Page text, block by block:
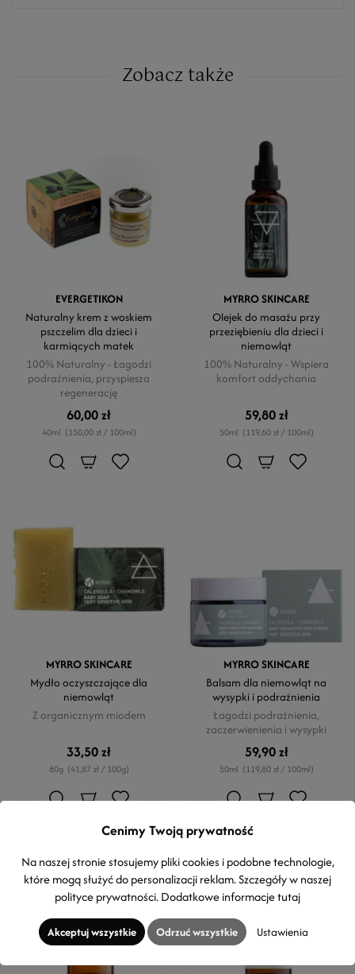
Zobacz także
EVERGETIKON
Naturalny krem z woskiem
pszczelim dla dzieci i
karmiących matek
100% Naturalny - Łagodzi
podrażnienia, przyspiesza
regenerację
60,00 zł
40ml (150,00 zł / 100ml)
MYRRO SKINCARE
Olejek do masażu przy
przeziębieniu dla dzieci i
niemowląt
100% Naturalny - Wspiera
komfort oddychania
59,80 zł
50ml (119,60 zł / 100ml)
MYRRO SKINCARE
Mydło oczyszczające dla
niemowląt
Z organicznym miodem
33,50 zł
80g (41,87 zł / 100g)
MYRRO SKINCARE
Balsam dla niemowląt na
wysypki i podrażnienia
Łagodzi podrażnienia,
zaczerwienienia i wysypki
59,90 zł
50ml (119,80 zł / 100ml)
Cenimy Twoją prywatność
Na naszej stronie stosujemy pliki cookies i podobne technologie,
które mogą służyć do personalizacji reklam. Szczegóły w naszej
polityce prywatności. Dodatkowe informacjetutaj
Akceptuj wszystkie Odrzuć wszystkie Ustawienia